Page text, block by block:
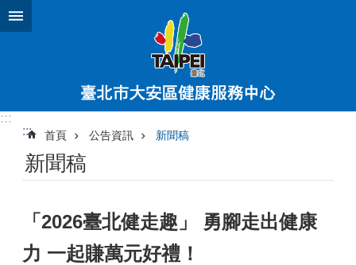
跳到主要內容區塊
:::
:::
首頁 公告資訊 新聞稿
新聞稿
「2026臺北健走趣」 勇腳走出健康
力 一起賺萬元好禮！